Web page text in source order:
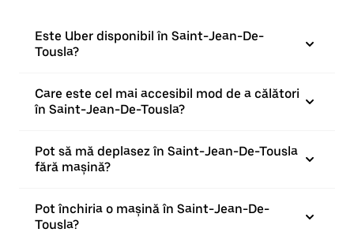
Este Uber disponibil în Saint-Jean-De-
Tousla?
Care este cel mai accesibil mod de a călători
în Saint-Jean-De-Tousla?
Pot să mă deplasez în Saint-Jean-De-Tousla
fără mașină?
Pot închiria o mașină în Saint-Jean-De-
Tousla?